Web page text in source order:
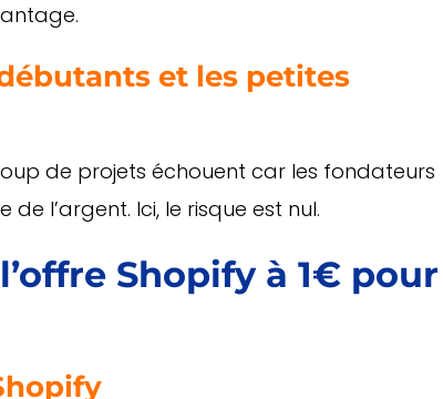
et les petites
de projets échouent car les fondateurs
l’argent. Ici, le risque est nul.
Shopify à 1€